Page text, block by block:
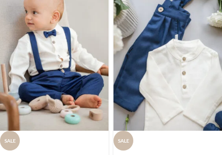
SALE SALE